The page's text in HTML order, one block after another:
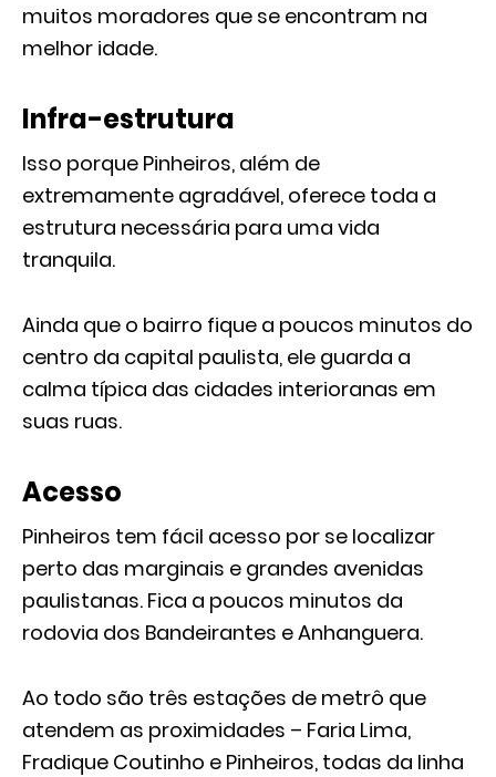
muitos moradores que se encontram na
melhor idade.
Infra-estrutura
Isso porque Pinheiros, além de
extremamente agradável, oferece toda a
estrutura necessária para uma vida
tranquila.
Ainda que o bairro fique a poucos minutos do
centro da capital paulista, ele guarda a
calma típica das cidades interioranas em
suas ruas.
Acesso
Pinheiros tem fácil acesso por se localizar
perto das marginais e grandes avenidas
paulistanas. Fica a poucos minutos da
rodovia dos Bandeirantes e Anhanguera.
Ao todo são três estações de metrô que
atendem as proximidades – Faria Lima,
Fradique Coutinho e Pinheiros, todas da linha